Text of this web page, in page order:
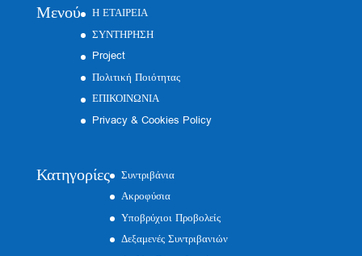
Μενού
Η ΕΤΑΙΡΕΙΑ
ΣΥΝΤΗΡΗΣΗ
Project
Πολιτική Ποιότητας
ΕΠΙΚΟΙΝΩΝΙΑ
Privacy & Cookies Policy
Κατηγορίες
Συντριβάνια
Ακροφύσια
Υποβρύχιοι Προβολείς
Δεξαμενές Συντριβανιών